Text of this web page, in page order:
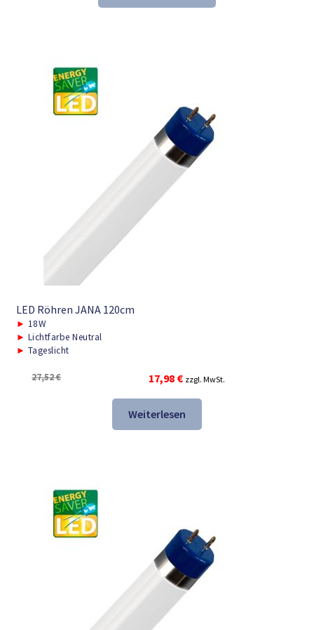
26,24 € 16,98 €.
LED Röhren JANA 120cm
► 18W
► Lichtfarbe Neutral
► Tageslicht
27,52€
Ursprünglicher
Preis
war:
27,52 €
17,98 €Aktueller
Preis
ist:
17,98 €.
zzgl. MwSt.
Weiterlesen